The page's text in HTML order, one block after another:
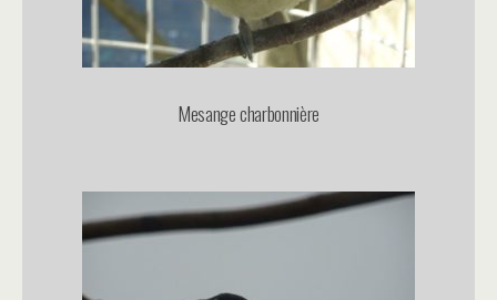
Mesange charbonnière